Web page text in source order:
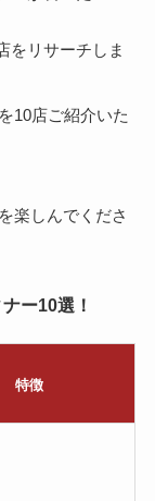
をリサーチしま
10店ご紹介いた
楽しんでくださ
ー10選！
特徴